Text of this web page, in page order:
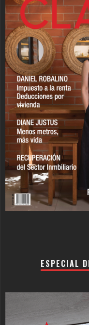
ESPECIAL